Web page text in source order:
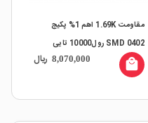
مقاومت 1.69K اهم 1% پکیج
SMD 0402 رول10000 تایی
8,070,000 ریال local_mall